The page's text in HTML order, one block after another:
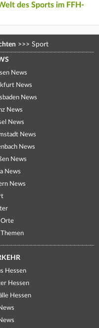
des Sports im FFH-
>>> Sport
News
News
News
News
News
News
News
News
News
News
Hessen
Hessen
Hessen